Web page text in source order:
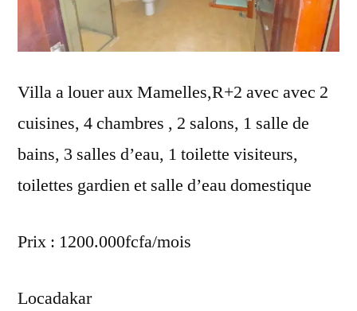
Villa a louer aux Mamelles,R+2 avec avec 2
cuisines, 4 chambres , 2 salons, 1 salle de
bains, 3 salles d’eau, 1 toilette visiteurs,
toilettes gardien et salle d’eau domestique
Prix : 1200.000fcfa/mois
Locadakar